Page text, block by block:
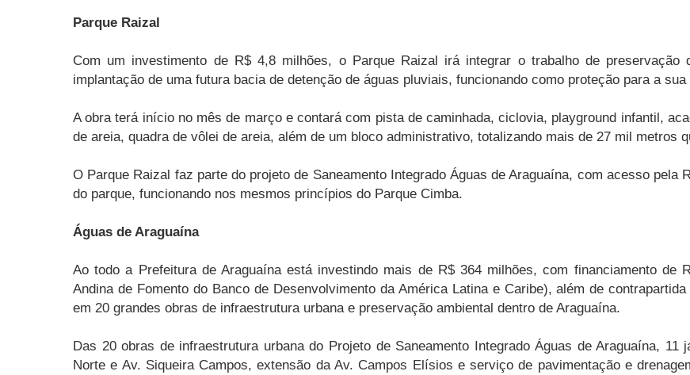
Parque Raizal
Com um investimento de R$ 4,8 milhões, o Parque Raizal irá integrar o trabalho de
implantação de uma futura bacia de detenção de águas pluviais, funcionando como proteção para a sua
A obra terá início no mês de março e contará com pista de caminhada, ciclovia, playground infantil,
de areia, quadra de vôlei de areia, além de um bloco administrativo, totalizando mais de 27 mil metros
O Parque Raizal faz parte do projeto de Saneamento Integrado Águas de Araguaína, com acesso pela
do parque, funcionando nos mesmos princípios do Parque Cimba.
Águas de Araguaína
Ao todo a Prefeitura de Araguaína está investindo mais de R$ 364 milhões, com financiamento de
Andina de Fomento do Banco de Desenvolvimento da América Latina e Caribe), além de
em 20 grandes obras de infraestrutura urbana e preservação ambiental dentro de Araguaína.
Das 20 obras de infraestrutura urbana do Projeto de Saneamento Integrado Águas de Araguaína,
Norte e Av. Siqueira Campos, extensão da Av. Campos Elísios e serviço de pavimentação e